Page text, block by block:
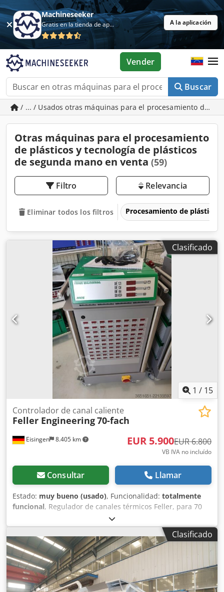
Machineseeker
Gratis en la tienda de aplicaciones A la aplicación
Buscar
Vender
/ ... / Usados otras máquinas para el procesamiento de
Otras máquinas para el procesamiento
de plásticos y tecnología de plásticos
de segunda mano en venta (59)
Filtro Relevancia
Eliminar todos los filtros Procesamiento de plásticos
Clasificado
1 / 15
Eisingen 8.405 km
Controlador de canal caliente
Feller Engineering70-fach
EUR 5.900EUR 6.800
VB IVA no incluído
Consultar Llamar
Estado: muy bueno (usado), Funcionalidad: totalmente
funcional, Regulador de canales térmicos Feller, para 70
zonas. ¡Preparado para ampliarse a 80 zonas! En excelente
estado, procedente de una sala blanca de una empresa de
inyección de piezas para el sector de la tecnología médica.
Dcjdpfx Ajzdu Hqoh Sok El precio de compra original
superaba los 20.000 €.
Clasificado